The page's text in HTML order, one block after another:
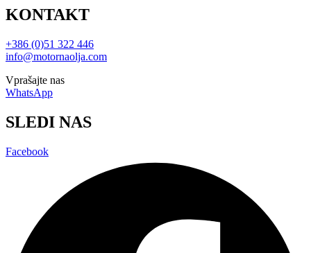
KONTAKT
+386 (0)51 322 446
info@motornaolja.com
Vprašajte nas
WhatsApp
SLEDI NAS
Facebook